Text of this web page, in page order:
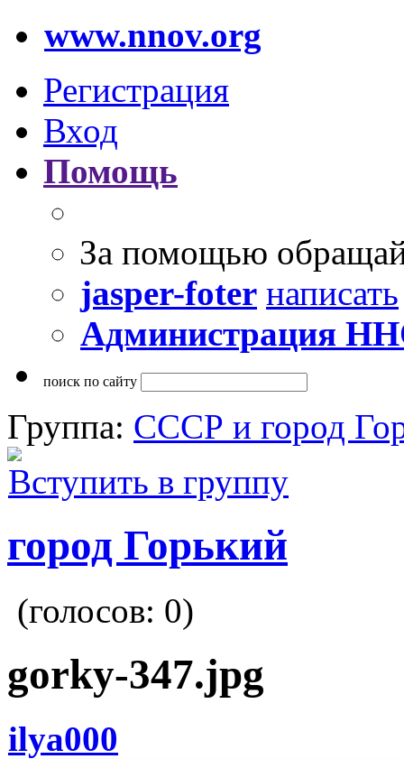
www.nnov.org
Регистрация
Вход
Помощь
За помощью
jasper-foter написать
Администрация
поиск по сайту
Группа: СССР и город
Вступить в группу
город Горький
(голосов: 0)
gorky-347.jpg
ilya000